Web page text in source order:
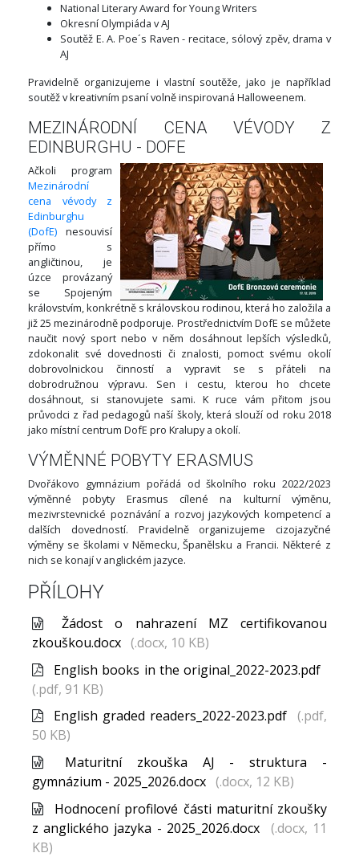
National Literary Award for Young Writers
Okresní Olympiáda v AJ
Soutěž E. A. Poe´s Raven - recitace, sólový zpěv, drama v
AJ
Pravidelně organizujeme i vlastní soutěže, jako je například
soutěž v kreativním psaní volně inspirovaná Halloweenem.
MEZINÁRODNÍ CENA VÉVODY Z
EDINBURGHU - DOFE
Ačkoli program
Mezinárodní
cena vévody z
Edinburghu
(DofE) nesouvisí
přímo s
angličtinou, je
úzce provázaný
se Spojeným
královstvím, konkrétně s královskou rodinou, která ho založila a
již 25 mezinárodně podporuje. Prostřednictvím DofE se můžete
naučit nový sport nebo v něm dosáhnout lepších výsledků,
zdokonalit své dovednosti či znalosti, pomoct svému okolí
dobrovolnickou činností a vypravit se s přáteli na
dobrodružnou výpravu. Sen i cestu, kterou ho chcete
dosáhnout, si stanovujete sami. K ruce vám přitom jsou
průvodci z řad pedagogů naší školy, která slouží od roku 2018
jako místní centrum DofE pro Kralupy a okolí.
VÝMĚNNÉ POBYTY ERASMUS
Dvořákovo gymnázium pořádá od školního roku 2022/2023
výměnné pobyty Erasmus cílené na kulturní výměnu,
mezivrstevnické poznávání a rozvoj jazykových kompetencí a
dalších dovedností. Pravidelně organizujeme cizojazyčné
výměny se školami v Německu, Španělsku a Francii. Některé z
nich se konají v anglickém jazyce.
PŘÍLOHY
Žádost o nahrazení MZ certifikovanou
zkouškou.docx (.docx, 10 KB)
English books in the original_2022-2023.pdf
(.pdf, 91 KB)
English graded readers_2022-2023.pdf
(.pdf,
50 KB)
Maturitní zkouška AJ - struktura -
gymnázium - 2025_2026.docx (.docx, 12 KB)
Hodnocení profilové části maturitní zkoušky
z anglického jazyka - 2025_2026.docx
(.docx, 11
KB)